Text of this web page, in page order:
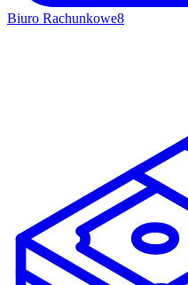
Biuro Rachunkowe8